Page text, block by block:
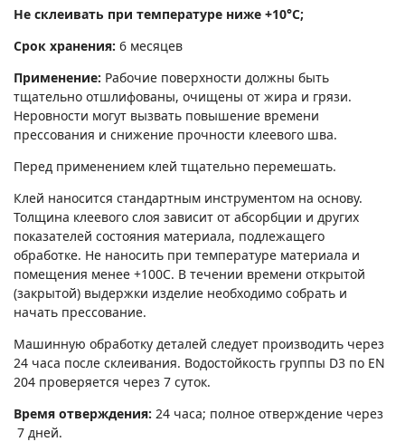
Не склеивать при температуре ниже +10°С;
Срок хранения: 6 месяцев
Применение: Рабочие поверхности должны быть
тщательно отшлифованы, очищены от жира и грязи.
Неровности могут вызвать повышение времени
прессования и снижение прочности клеевого шва.
Перед применением клей тщательно перемешать.
Клей наносится стандартным инструментом на основу.
Толщина клеевого слоя зависит от абсорбции и других
показателей состояния материала, подлежащего
обработке. Не наносить при температуре материала и
помещения менее +100С. В течении времени открытой
(закрытой) выдержки изделие необходимо собрать и
начать прессование.
Машинную обработку деталей следует производить через
24 часа после склеивания. Водостойкость группы D3 по EN
204 проверяется через 7 суток.
Время отверждения: 24 часа; полное отверждение через
7 дней.